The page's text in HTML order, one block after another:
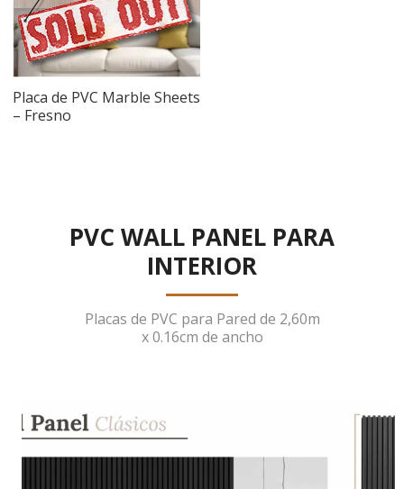
Placa de PVC Marble Sheets
– Fresno
PVC WALL PANEL PARA
INTERIOR
Placas de PVC para Pared de 2,60m
x 0.16cm de ancho